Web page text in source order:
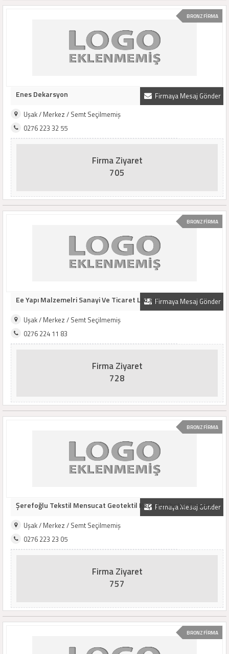
BRONZ FİRMA
Firmaya Mesaj Gönder
Enes Dekarsyon
Uşak / Merkez / Semt Seçilmemiş
0276 223 32 55
Firma Ziyaret
705
BRONZ FİRMA
Firmaya Mesaj Gönder
Ee Yapı Malzemelri Sanayi Ve Ticaret Ltd.şti
Uşak / Merkez / Semt Seçilmemiş
0276 224 11 83
Firma Ziyaret
728
BRONZ FİRMA
Firmaya Mesaj Gönder
Şerefoğlu Tekstil Mensucat Geotektil Keçe Ith Ihr Ve Ticaret
Uşak / Merkez / Semt Seçilmemiş
0276 223 23 05
Firma Ziyaret
757
BRONZ FİRMA